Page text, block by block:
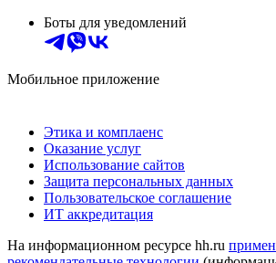
Боты для уведомлений
Мобильное приложение
Этика и комплаенс
Оказание услуг
Использование сайтов
Защита персональных данных
Пользовательское соглашение
ИТ аккредитация
На информационном ресурсе hh.ru